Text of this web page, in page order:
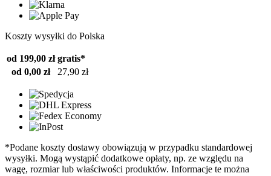
Koszty wysyłki do Polska
od 199,00 zł gratis*
od 0,00 zł
27,90 zł
*Podane koszty dostawy obowiązują w przypadku standardowej
wysyłki. Mogą wystąpić dodatkowe opłaty, np. ze względu na
wagę, rozmiar lub właściwości produktów. Informacje te można